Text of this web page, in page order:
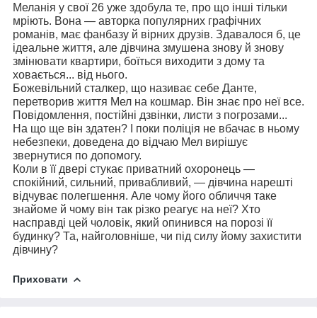
Меланія у свої 26 уже здобула те, про що інші тільки
мріють. Вона — авторка популярних графічних
романів, має фанбазу й вірних друзів. Здавалося б, це
ідеальне життя, але дівчина змушена знову й знову
змінювати квартири, боїться виходити з дому та
ховається... від нього.
Божевільний сталкер, що називає себе Данте,
перетворив життя Мел на кошмар. Він знає про неї все.
Повідомлення, постійні дзвінки, листи з погрозами...
На що ще він здатен? І поки поліція не вбачає в ньому
небезпеки, доведена до відчаю Мел вирішує
звернутися по допомогу.
Коли в її двері стукає приватний охоронець —
спокійний, сильний, привабливий, — дівчина нарешті
відчуває полегшення. Але чому його обличчя таке
знайоме й чому він так різко реагує на неї? Хто
насправді цей чоловік, який опинився на порозі її
будинку? Та, найголовніше, чи під силу йому захистити
дівчину?
Приховати